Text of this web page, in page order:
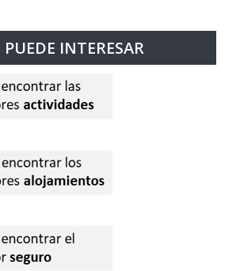
PUEDE INTERESAR